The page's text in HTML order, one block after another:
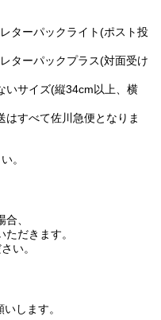
ーパックライト(ポスト投
ーパックプラス(対面受け
サイズ(縦34cm以上、横
すべて佐川急便となりま
。
、
だきます。
い。
します。